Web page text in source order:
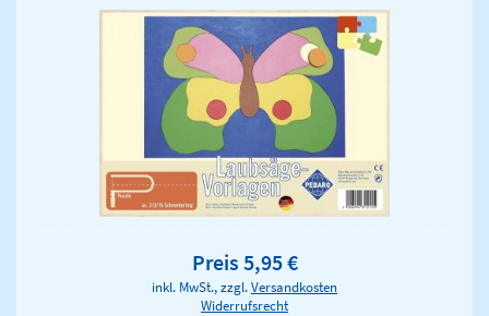
Preis 5,95 €
inkl. MwSt., zzgl.Versandkosten
Widerrufsrecht